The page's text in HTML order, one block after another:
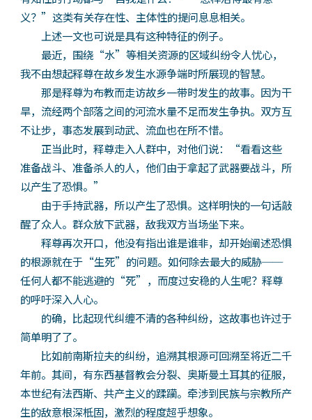
义？”这类有关存在性、主体性的提问息息相关。
上述一文也可说是具有这种特征的例子。
最近，围绕“水”等相关资源的区域纠纷令人忧心，
我不由想起释尊在故乡发生水源争端时所展现的智慧。
那是释尊为布教而走访故乡一带时发生的故事。因为干
旱，流经两个部落之间的河流水量不足而发生争执。双方互
不让步，事态发展到动武、流血也在所不惜。
正当此时，释尊走入人群中，对他们说：“看看这些
准备战斗、准备杀人的人，他们由于拿起了武器要战斗，所
以产生了恐惧。”
由于手持武器，所以产生了恐惧。这样明快的一句话敲
醒了众人。群众放下武器，敌我双方当场坐下来。
释尊再次开口，他没有指出谁是谁非，却开始阐述恐惧
的根源就在于“生死”的问题。如何除去最大的威胁──
任何人都不能逃避的“死”，而度过安稳的人生呢？释尊
的呼吁深入人心。
的确，比起现代纠缠不清的各种纠纷，这故事也许过于
简单明了了。
比如前南斯拉夫的纠纷，追溯其根源可回溯至将近二千
年前。其间，有东西基督教会分裂、奥斯曼土耳其的征服，
本世纪有法西斯、共产主义的蹂躏。牵涉到民族与宗教所产
生的敌意根深柢固，激烈的程度超乎想象。